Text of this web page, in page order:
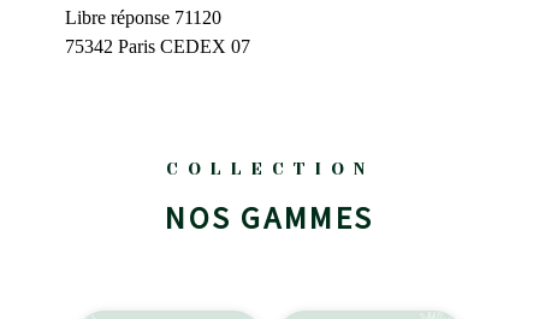
Libre réponse 71120
75342 Paris CEDEX 07
COLLECTION
NOS GAMMES